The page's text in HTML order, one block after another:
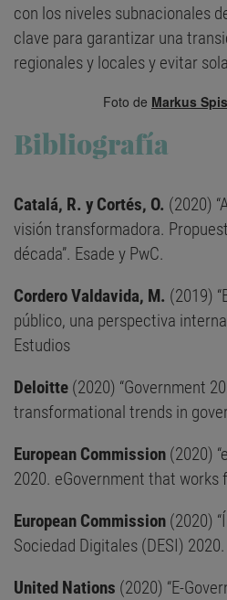
con los niveles subnacionales
clave para garantizar una
regionales y locales y evitar
Foto de Markus
Bibliografía
Catalá, R. y Cortés, O. (2020)
visión transformadora.
década”. Esade y PwC.
Cordero Valdavida, M. (2019)
público, una perspectiva
Estudios
Deloitte (2020) “Government
transformational trends in
European Commission (2020)
2020. eGovernment that works
European Commission (2020)
Sociedad Digitales (DESI) 2020.
United Nations (2020) “E-